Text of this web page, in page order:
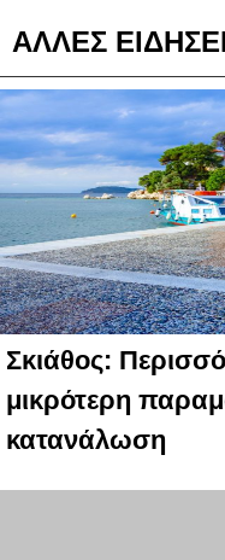
ΑΛΛΕΣ
Σκιάθος:
μικρότερη
κατανάλωση